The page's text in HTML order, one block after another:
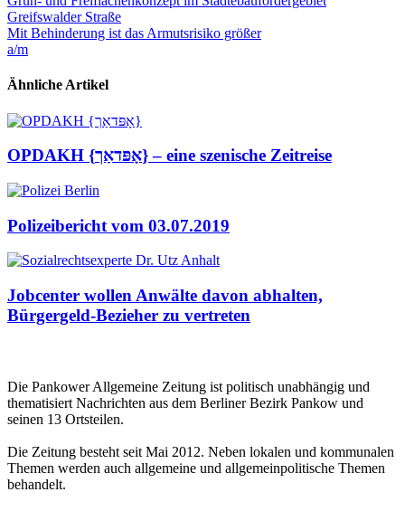
Greifswalder Straße
Mit Behinderung ist das Armutsrisiko größer
a/m
Ähnliche Artikel
OPDAKH {אָפּדאַך} – eine szenische Zeitreise
Polizeibericht vom 03.07.2019
Jobcenter wollen Anwälte davon abhalten,
Bürgergeld-Bezieher zu vertreten
Die Pankower Allgemeine Zeitung ist politisch unabhängig und
thematisiert Nachrichten aus dem Berliner Bezirk Pankow und
seinen 13 Ortsteilen.
Die Zeitung besteht seit Mai 2012. Neben lokalen und kommunalen
Themen werden auch allgemeine und allgemeinpolitische Themen
behandelt.